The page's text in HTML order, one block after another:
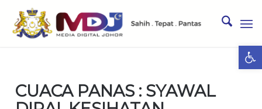
CUACA PANAS : SYAWAL